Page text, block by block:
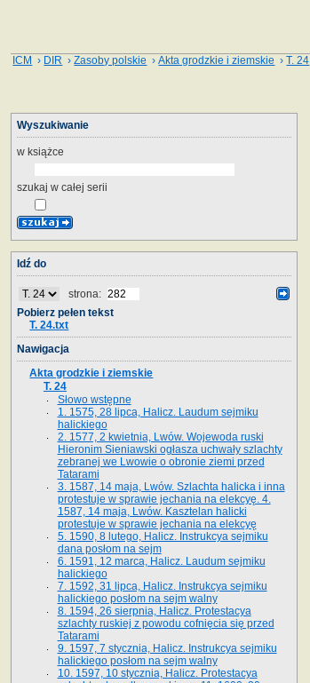
ICM › DIR ›Zasoby polskie ›Akta grodzkie i ziemskie ›T. 24
Wyszukiwanie
w książce
szukaj w całej serii
Idź do
strona:
Pobierz pełen tekst
T. 24.txt
Nawigacja
Akta grodzkie i ziemskie
T. 24
Słowo wstępne
1. 1575, 28 lipca, Halicz. Laudum sejmiku
halickiego
2. 1577, 2 kwietnia, Lwów. Wojewoda ruski
Hieronim Sieniawski ogłasza uchwały szlachty
zebranej we Lwowie o obronie ziemi przed
Tatarami
3. 1587, 14 maja, Lwów. Szlachta halicka i inna
protestuje w sprawie jechania na elekcyę. 4.
1587, 14 maja, Lwów. Kasztelan halicki
protestuje w sprawie jechania na elekcyę
5. 1590, 8 lutego, Halicz. Instrukcya sejmiku
dana posłom na sejm
6. 1591, 12 marca, Halicz. Laudum sejmiku
halickiego
7. 1592, 31 lipca, Halicz. Instrukcya sejmiku
halickiego posłom na sejm walny
8. 1594, 26 sierpnia, Halicz. Protestacya
szlachty ruskiej z powodu cofnięcia się przed
Tatarami
9. 1597, 7 stycznia, Halicz. Instrukcya sejmiku
halickiego posłom na sejm walny
10. 1597, 10 stycznia, Halicz. Protestacya